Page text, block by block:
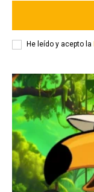
He leído y acepto la